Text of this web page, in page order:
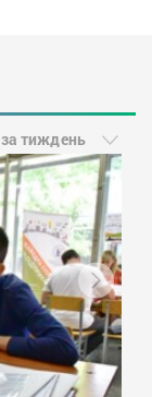
за тиждень